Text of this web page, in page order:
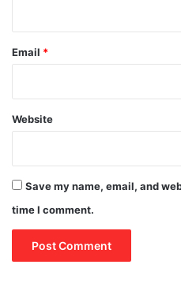
Email *
Website
Save my name, email, and
time I comment.